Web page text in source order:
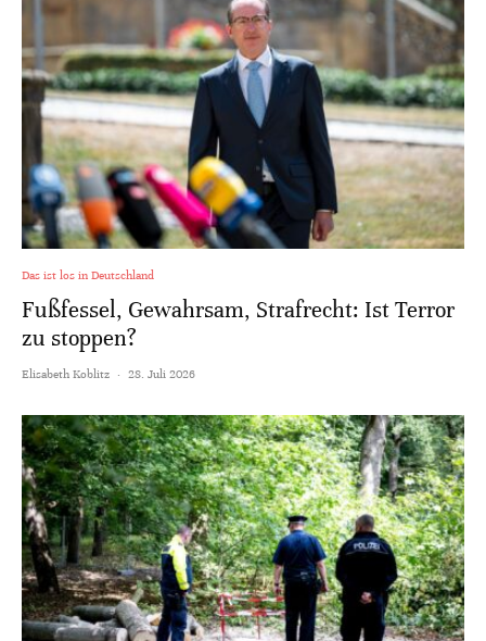
Das ist los in Deutschland
Fußfessel, Gewahrsam, Strafrecht: Ist Terror
zu stoppen?
Elisabeth Koblitz · 28. Juli 2026